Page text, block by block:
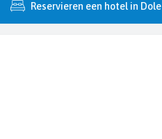
Reservieren een hotel in Dole